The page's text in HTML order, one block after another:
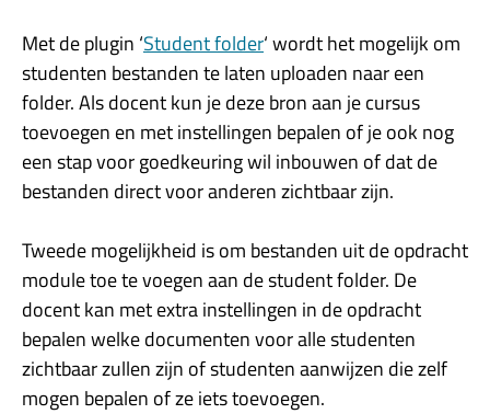
Met de plugin ‘Student folder‘ wordt het mogelijk om
studenten bestanden te laten uploaden naar een
folder. Als docent kun je deze bron aan je cursus
toevoegen en met instellingen bepalen of je ook nog
een stap voor goedkeuring wil inbouwen of dat de
bestanden direct voor anderen zichtbaar zijn.
Tweede mogelijkheid is om bestanden uit de opdracht
module toe te voegen aan de student folder. De
docent kan met extra instellingen in de opdracht
bepalen welke documenten voor alle studenten
zichtbaar zullen zijn of studenten aanwijzen die zelf
mogen bepalen of ze iets toevoegen.